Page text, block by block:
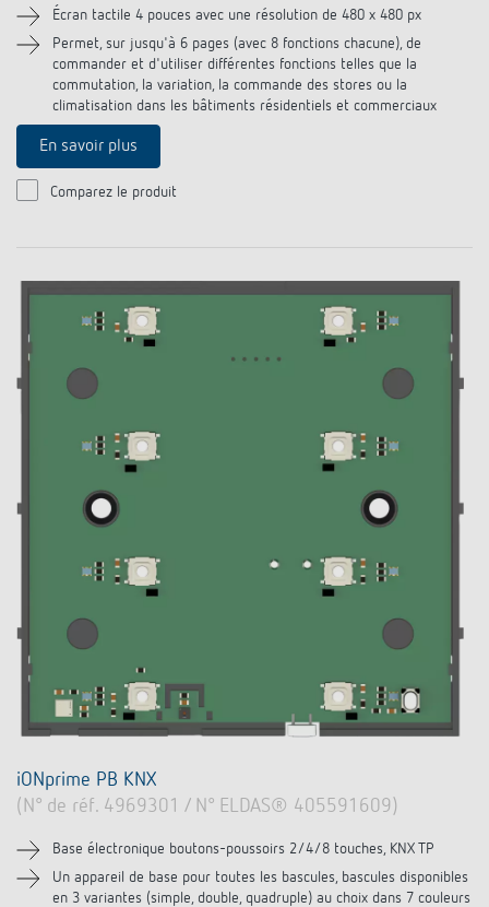
Historique
Écran tactile 4 pouces avec une résolution de 480 x 480 px
Permet, sur jusqu'à 6 pages (avec 8 fonctions chacune), de
commander et d'utiliser différentes fonctions telles que la
commutation, la variation, la commande des stores ou la
climatisation dans les bâtiments résidentiels et commerciaux
En savoir plus
Comparez le produit
iONprime PB KNX
(N° de réf. 4969301 / N° ELDAS® 405591609)
Base électronique boutons-poussoirs 2/4/8 touches, KNX TP
Un appareil de base pour toutes les bascules, bascules disponibles
en 3 variantes (simple, double, quadruple) au choix dans 7 couleurs